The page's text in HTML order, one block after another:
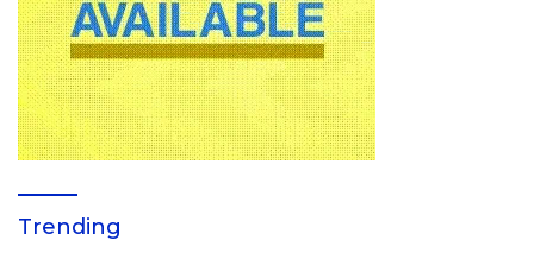
Trending